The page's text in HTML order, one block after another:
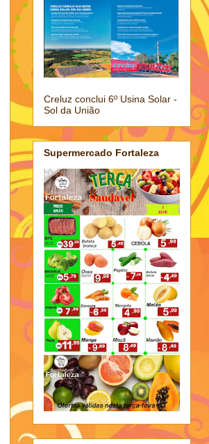
Creluz conclui 6º Usina Solar -
Sol da União
Supermercado Fortaleza